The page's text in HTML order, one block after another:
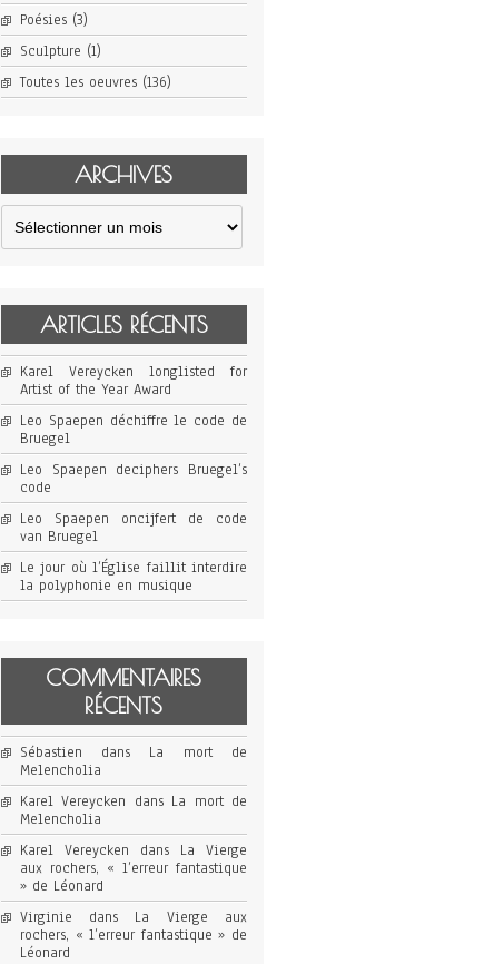
Poésies(3)
Sculpture (1)
Toutes les oeuvres(136)
ARCHIVES
Archives
ARTICLES RÉCENTS
Karel Vereycken longlisted for
Artist of the Year Award
Leo Spaepen déchiffre le code de
Bruegel
Leo Spaepen deciphers Bruegel’s
code
Leo Spaepen oncijfert de code
van Bruegel
Le jour où l’Église faillit interdire
la polyphonie en musique
COMMENTAIRES
RÉCENTS
Sébastien dans La mort de
Melencholia
Karel Vereycken dans La mort de
Melencholia
Karel Vereycken dans La Vierge
aux rochers, « l’erreur fantastique
» de Léonard
Virginie dans La Vierge aux
rochers, « l’erreur fantastique » de
Léonard